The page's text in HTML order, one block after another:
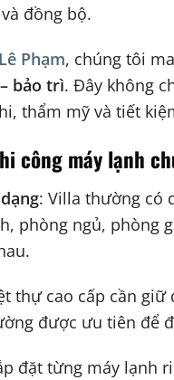
và đồng bộ.
Phạm, chúng tôi
bảo trì. Đây không
thẩm mỹ và tiết
công máy lạnh
: Villa thường có
phòng ngủ,
thự cao cấp cần
được ưu tiên để
đặt từng máy lạnh